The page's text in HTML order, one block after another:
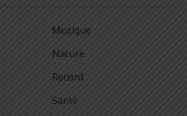
Musique
Nature
Record
Santé